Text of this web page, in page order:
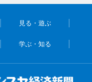
見る・遊ぶ
学ぶ・知る